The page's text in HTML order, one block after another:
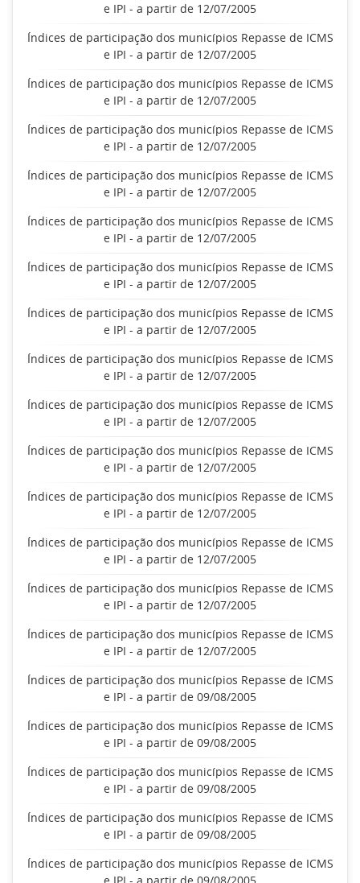
e IPI - a partir de 12/07/2005
Índices de participação dos municípios Repasse de ICMS
e IPI - a partir de 12/07/2005
Índices de participação dos municípios Repasse de ICMS
e IPI - a partir de 12/07/2005
Índices de participação dos municípios Repasse de ICMS
e IPI - a partir de 12/07/2005
Índices de participação dos municípios Repasse de ICMS
e IPI - a partir de 12/07/2005
Índices de participação dos municípios Repasse de ICMS
e IPI - a partir de 12/07/2005
Índices de participação dos municípios Repasse de ICMS
e IPI - a partir de 12/07/2005
Índices de participação dos municípios Repasse de ICMS
e IPI - a partir de 12/07/2005
Índices de participação dos municípios Repasse de ICMS
e IPI - a partir de 12/07/2005
Índices de participação dos municípios Repasse de ICMS
e IPI - a partir de 12/07/2005
Índices de participação dos municípios Repasse de ICMS
e IPI - a partir de 12/07/2005
Índices de participação dos municípios Repasse de ICMS
e IPI - a partir de 12/07/2005
Índices de participação dos municípios Repasse de ICMS
e IPI - a partir de 12/07/2005
Índices de participação dos municípios Repasse de ICMS
e IPI - a partir de 12/07/2005
Índices de participação dos municípios Repasse de ICMS
e IPI - a partir de 12/07/2005
Índices de participação dos municípios Repasse de ICMS
e IPI - a partir de 09/08/2005
Índices de participação dos municípios Repasse de ICMS
e IPI - a partir de 09/08/2005
Índices de participação dos municípios Repasse de ICMS
e IPI - a partir de 09/08/2005
Índices de participação dos municípios Repasse de ICMS
e IPI - a partir de 09/08/2005
Índices de participação dos municípios Repasse de ICMS